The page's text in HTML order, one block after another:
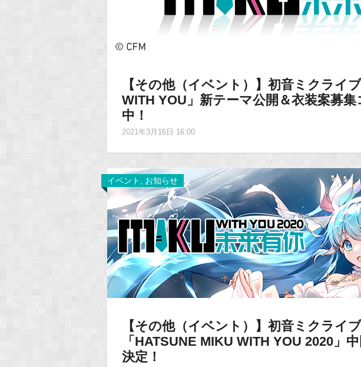
【その他（イベント）】初音ミクライ
WITH YOU」新テーマ公開＆衣装案募
中！
2021年3月16日 16:00
イベント お知らせ
【その他（イベント）】初音ミクライ
「HATSUNE MIKU WITH YOU 2020」
決定！